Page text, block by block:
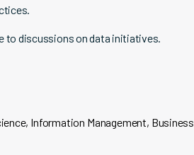
to discussions on data initiatives.
Information Management, Business